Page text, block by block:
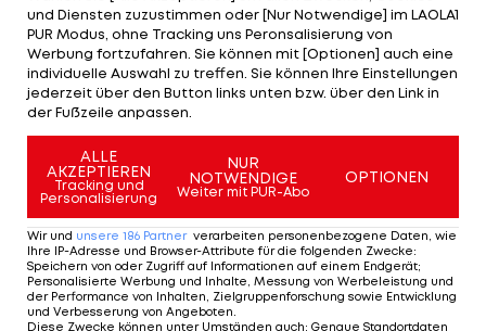
weiterhin: Wenn ich gebraucht werde, stehe ich
bereit", so der Verteidiger, der als einziger Spieler
der Vereins-Geschichte bei beiden Meistertiteln
2005 und 2017 mitwirkte.
Lakos sieht sich weiterhin als Anführer für die
jungen Spieler: "Wir haben in der vergangenen
Saison mit den vielen jungen Spielern aus unserem
eigenen Nachwuchs gezeigt, dass der Weg
stimmt. Als erfahrener Crack möchte ich ihnen
auch in der kommenden Spielzeit mit Rat und Tat
und Diensten zuzustimmen oder [Nur Notwendige] im LAOLA1
PUR Modus, ohne Tracking uns Peronsalisierung von
Werbung fortzufahren. Sie können mit [Optionen] auch eine
individuelle Auswahl zu treffen. Sie können Ihre Einstellungen
jederzeit über den Button links unten bzw. über den Link in
der Fußzeile anpassen.
ALLE
AKZEPTIEREN
Tracking und
Personalisierung
NUR
NOTWENDIGE
Weiter mit PUR-Abo
OPTIONEN
Wir und unsere 186 Partner verarbeiten personenbezogene Daten, wie
Ihre IP-Adresse und Browser-Attribute für die folgenden Zwecke:
Speichern von oder Zugriff auf Informationen auf einem Endgerät;
Personalisierte Werbung und Inhalte, Messung von Werbeleistung und
der Performance von Inhalten, Zielgruppenforschung sowie Entwicklung
und Verbesserung von Angeboten.
Diese Zwecke können unter Umständen auch: Genaue Standortdaten